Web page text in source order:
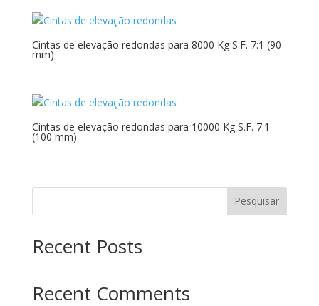
Cintas de elevação redondas para 8000 Kg S.F. 7:1 (90
mm)
Cintas de elevação redondas para 10000 Kg S.F. 7:1
(100 mm)
Pesquisar
Recent Posts
Recent Comments